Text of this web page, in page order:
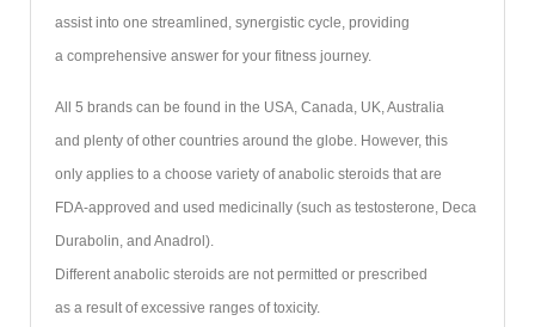
assist into one streamlined, synergistic cycle, providing
a comprehensive answer for your fitness journey.
All 5 brands can be found in the USA, Canada, UK, Australia
and plenty of other countries around the globe. However, this
only applies to a choose variety of anabolic steroids that are
FDA-approved and used medicinally (such as testosterone, Deca
Durabolin, and Anadrol).
Different anabolic steroids are not permitted or prescribed
as a result of excessive ranges of toxicity.